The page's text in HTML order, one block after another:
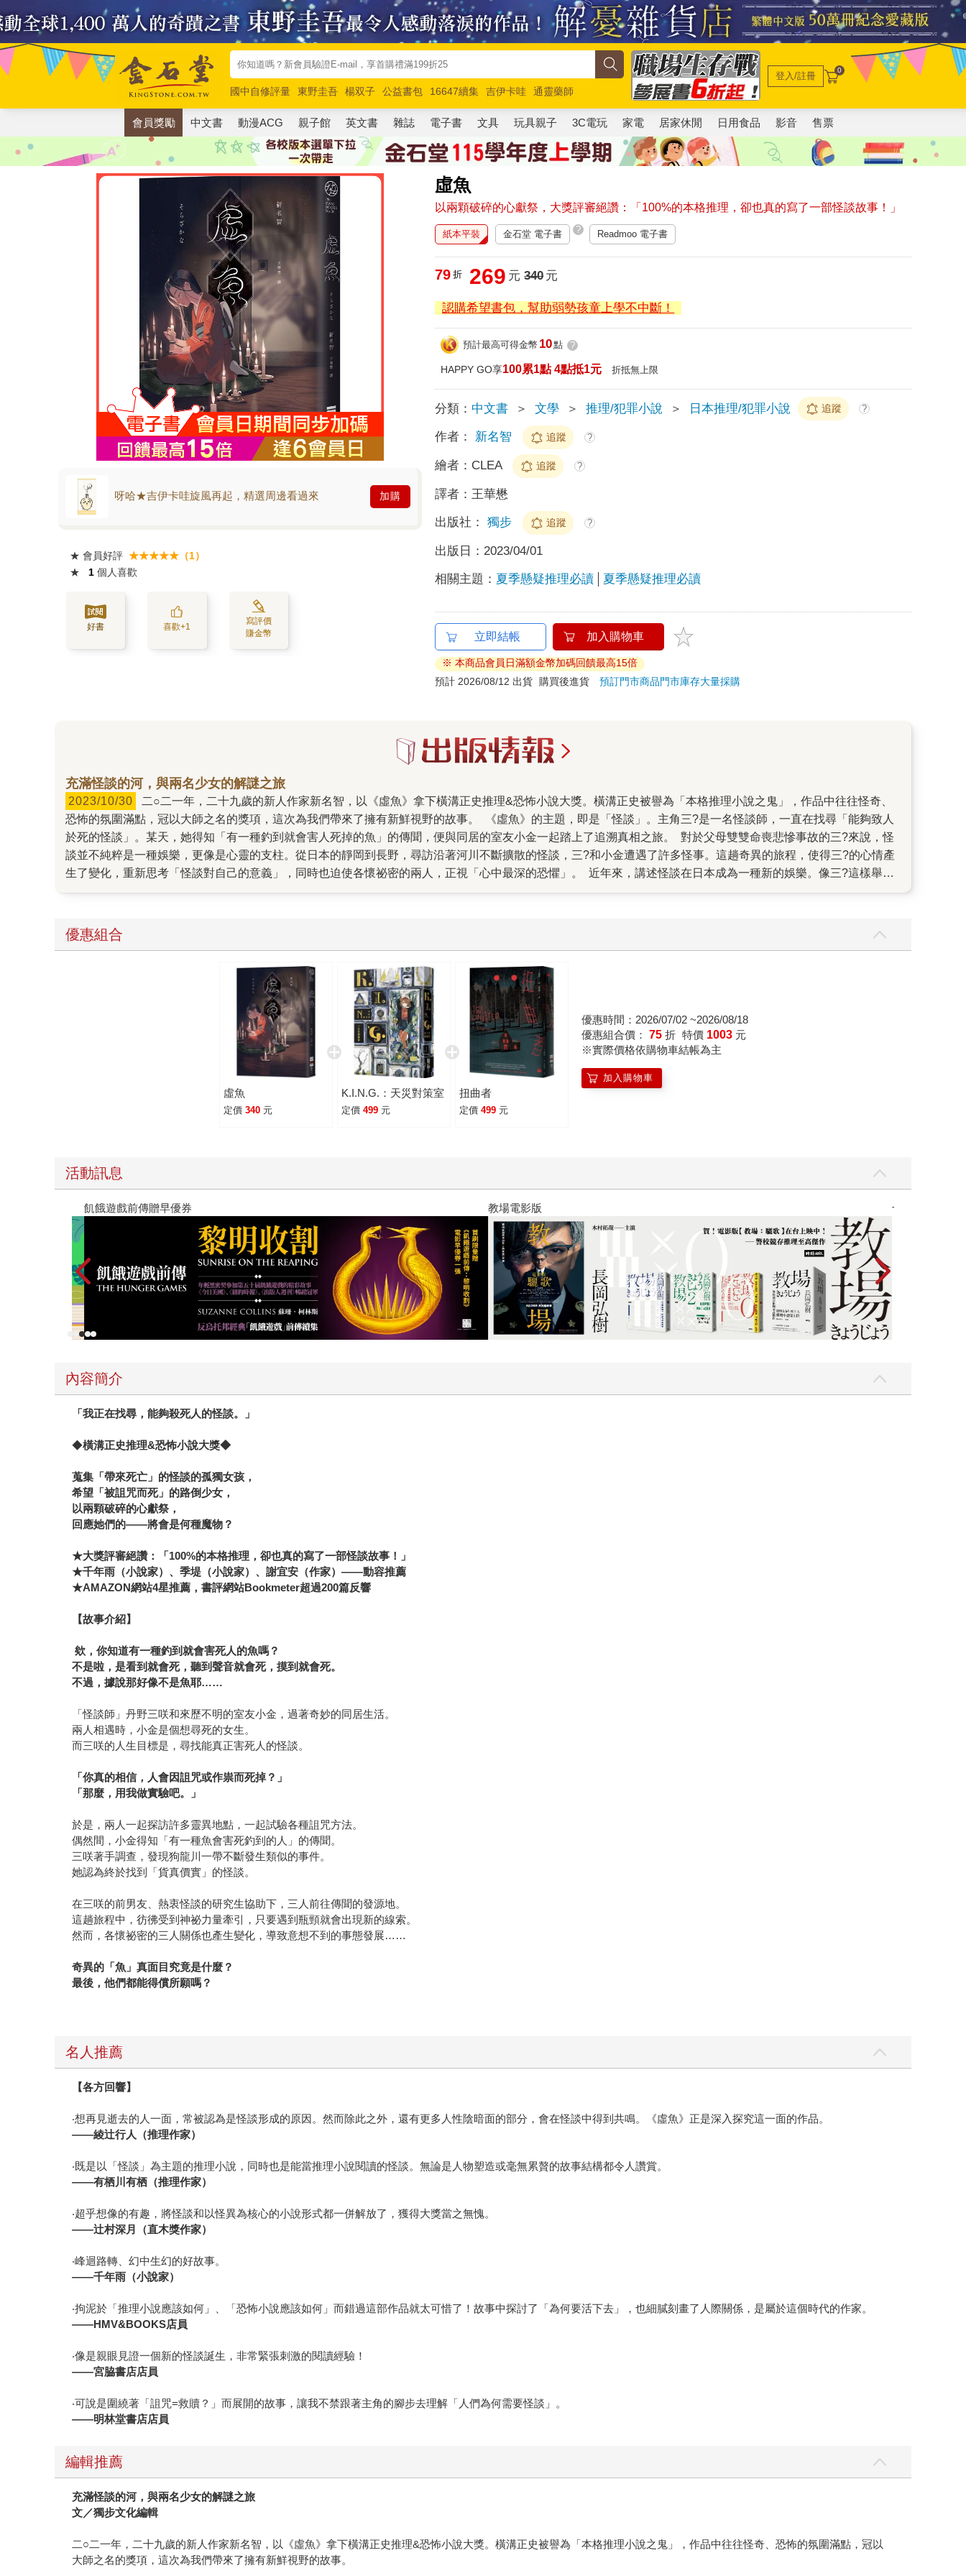
國中自修評量 東野圭吾 楊双子 公益書包 16647續集 吉伊卡哇
通靈藥師
唯紅花綻放
奧德賽 路邊攤新作 馬斯克 玩具總動員5 超慢跑
登入/註冊 0
會員獎勵 中文書 動漫ACG 親子館 英文書 雜誌 電子書 文具 玩具親子 3C電玩 家電 居家休閒 日用食品 影音 售票
虛魚
以兩顆破碎的心獻祭，大獎評審絕讚：「100%的本格推理，卻也真的寫了一部怪談故事！」
呀哈★吉伊卡哇旋風再起，精選周邊看過來 加購
★ 會員好評 ★★★★★（1）
★
1 個人喜歡
好書 喜歡+1
寫評價
賺金幣
紙本平裝 金石堂 電子書 ? Readmoo 電子書
79 折 269 元 340元
認購希望書包，幫助弱勢孩童上學不中斷！
預計最高可得金幣 10點 ?
HAPPY GO享100累1點 4點抵1元 折抵無上限
分類： 中文書 ＞ 文學 ＞ 推理/犯罪小說 ＞ 日本推理/犯罪小說 追蹤 ?
作者： 新名智 追蹤 ?
繪者： CLEA 追蹤 ?
譯者： 王華懋
出版社： 獨步 追蹤 ?
出版日： 2023/04/01
相關主題： 夏季懸疑推理必讀 夏季懸疑推理必讀
立即結帳 加入購物車
※ 本商品會員日滿額金幣加碼回饋最高15倍
預計 2026/08/12 出貨
購買後進貨預訂門市商品門市庫存大量採購
充滿怪談的河，與兩名少女的解謎之旅
2023/10/30
恐怖的氛圍滿點，冠以大師之名的獎項，這次為我們帶來了擁有新鮮視野的故事。 《虛魚》的主題，即是「怪談」。主角三?是一名怪談師，一直在找尋「能夠致人
於死的怪談」。某天，她得知「有一種釣到就會害人死掉的魚」的傳聞，便與同居的室友小金一起踏上了追溯真相之旅。 對於父母雙雙命喪悲慘事故的三?來說，怪
談並不純粹是一種娛樂，更像是心靈的支柱。從日本的靜岡到長野，尋訪沿著河川不斷擴散的怪談，三?和小金遭遇了許多怪事。這趟奇異的旅程，使得三?的心情產
生了變化，重新思考「怪談對自己的意義」，同時也迫使各懷祕密的兩人，正視「心中最深的恐懼」。 近年來，講述怪談在日本成為一種新的娛樂。像三?這樣舉辦
一點，就是「顛覆我們認知的世界」，因此《虛魚》的筆觸並不煽情，也不執著於描繪恐怖血腥的場景。主角們追溯怪談，卻彷彿觸發了連鎖效應，不斷冒出更多相
關的怪談，讓人不禁聯想到小野不由美的名作《殘穢》。然而，儘管出發點與《殘穢》相似，迎向的結局卻大不相同。既可當成推理小說來看，也可當成怪談閱讀
優惠組合
虛魚
定價 340 元
K.I.N.G.：天災對策室
定價 499 元
扭曲者
定價 499 元
優惠時間：2026/07/02 ~2026/08/18
優惠組合價： 75 折 特價 1003 元
※實際價格依購物車結帳為主
加入購物車
活動訊息
教場電影版 十字殺手【艾迪．弗林系列 前傳】 世界上最透明
內容簡介
「我正在找尋，能夠殺死人的怪談。」
◆橫溝正史推理&恐怖小說大獎◆
蒐集「帶來死亡」的怪談的孤獨女孩，
希望「被詛咒而死」的路倒少女，
以兩顆破碎的心獻祭，
回應她們的——將會是何種魔物？
★大獎評審絕讚：「100%的本格推理，卻也真的寫了一部怪談故事！」
★千年雨（小說家）、季堤（小說家）、謝宜安（作家）——動容推薦
★AMAZON網站4星推薦，書評網站Bookmeter超過200篇反響
【故事介紹】
欸，你知道有一種釣到就會害死人的魚嗎？
不是啦，是看到就會死，聽到聲音就會死，摸到就會死。
不過，據說那好像不是魚耶……
「怪談師」丹野三咲和來歷不明的室友小金，過著奇妙的同居生活。
兩人相遇時，小金是個想尋死的女生。
而三咲的人生目標是，尋找能真正害死人的怪談。
「你真的相信，人會因詛咒或作祟而死掉？」
「那麼，用我做實驗吧。」
於是，兩人一起探訪許多靈異地點，一起試驗各種詛咒方法。
偶然間，小金得知「有一種魚會害死釣到的人」的傳聞。
三咲著手調查，發現狗龍川一帶不斷發生類似的事件。
她認為終於找到「貨真價實」的怪談。
在三咲的前男友、熱衷怪談的研究生協助下，三人前往傳聞的發源地。
這趟旅程中，彷彿受到神祕力量牽引，只要遇到瓶頸就會出現新的線索。
然而，各懷祕密的三人關係也產生變化，導致意想不到的事態發展……
奇異的「魚」真面目究竟是什麼？
最後，他們都能得償所願嗎？
名人推薦
【各方回響】
‧想再見逝去的人一面，常被認為是怪談形成的原因。然而除此之外，還有更多人性陰暗面的部分，會在怪談中得到共鳴。《虛魚》正是深入探究這一面的作品。
——綾辻行人（推理作家）
‧既是以「怪談」為主題的推理小說，同時也是能當推理小說閱讀的怪談。無論是人物塑造或毫無累贅的故事結構都令人讚賞。
——有栖川有栖（推理作家）
‧超乎想像的有趣，將怪談和以怪異為核心的小說形式都一併解放了，獲得大獎當之無愧。
——辻村深月（直木獎作家）
‧峰迴路轉、幻中生幻的好故事。
——千年雨（小說家）
‧拘泥於「推理小說應該如何」、「恐怖小說應該如何」而錯過這部作品就太可惜了！故事中探討了「為何要活下去」，也細膩刻畫了人際關係，是屬於這個時代的作家。
——HMV&BOOKS店員
‧像是親眼見證一個新的怪談誕生，非常緊張刺激的閱讀經驗！
——宮脇書店店員
‧可說是圍繞著「詛咒=救贖？」而展開的故事，讓我不禁跟著主角的腳步去理解「人們為何需要怪談」。
——明林堂書店店員
編輯推薦
充滿怪談的河，與兩名少女的解謎之旅
文／獨步文化編輯
二○二一年，二十九歲的新人作家新名智，以《虛魚》拿下橫溝正史推理&恐怖小說大獎。橫溝正史被譽為「本格推理小說之鬼」，作品中往往怪奇、恐怖的氛圍滿點，冠以
大師之名的獎項，這次為我們帶來了擁有新鮮視野的故事。